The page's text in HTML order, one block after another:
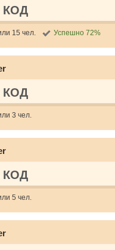
КОД
15 чел. Успешно 72%
КОД
3 чел.
КОД
5 чел.